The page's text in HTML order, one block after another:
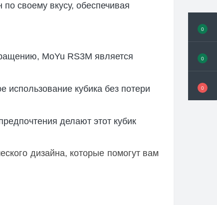
0
0
0
своему вкусу, обеспечивая
MoYu RS3M является
использование кубика без потери
делают этот кубик
дизайна, которые помогут вам